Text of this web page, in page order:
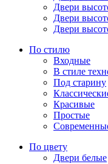
Двери
Двери
Двери
По стилю
Входные
В стиле
Под старину
Красивые
Простые
По цвету
Двери белые